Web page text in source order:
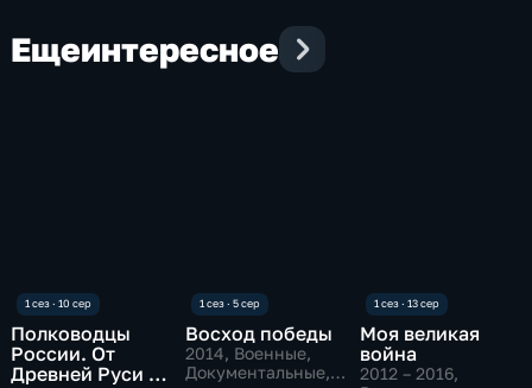
Ещеинтересное
Полководцы
России. От
Древней Руси до
Восход победы
2014, Военные,
Документальные,
Моя великая
война
2012 – 2016,